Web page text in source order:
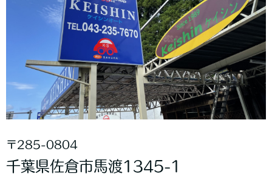
〒285-0804
千葉県佐倉市馬渡1345-1